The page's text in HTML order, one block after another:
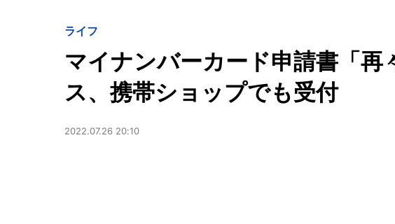
ライフ
マイナンバーカード申請書「
ス、携帯ショップでも受付
2022.07.26 20:10